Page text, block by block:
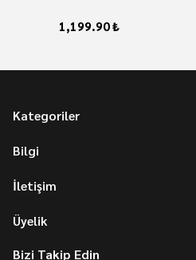
1,199.90 ₺
Kategoriler
Bilgi
İletişim
Üyelik
Bizi Takip Edin